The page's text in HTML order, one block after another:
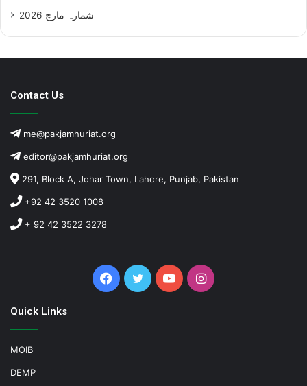
شمارہ مارچ 2026
Contact Us
me@pakjamhuriat.org
editor@pakjamhuriat.org
291, Block A, Johar Town, Lahore, Punjab, Pakistan
+92 42 3520 1008
+ 92 42 3522 3278
Facebook
TwitterYouTubeInstagram
Quick Links
MOIB
DEMP